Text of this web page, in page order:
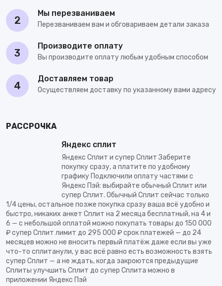
2
Мы перезваниваем
Перезваниваем вам и обговариваем детали заказа
3
Производите оплату
Вы производите оплату любым удобным способом
4
Доставляем товар
Осуществляем доставку по указанному вами адресу
РАССРОЧКА
Яндекс сплит
Яндекс Сплит и супер Сплит Заберите
покупку сразу, а платите по удобному
графику Подключили оплату частями с
Яндекс Пэй: выбирайте обычный Сплит или
супер Сплит. Обычный Сплит сейчас только
1/4 цены, остальное позже покупка сразу ваша всё удобно и
быстро, никаких анкет Сплит на 2 месяца бесплатный, на 4 и
6 — с небольшой оплатой можно покупать товары до 150 000
₽ супер Сплит лимит до 295 000 ₽ срок платежей — до 24
месяцев можно не вносить первый платёж даже если вы уже
что-то сплитанули, у вас всё равно есть возможность взять
супер Сплит — а не ждать, когда закроются предыдущие
Сплиты улучшить Сплит до супер Сплита можно в
приложении Яндекс Пэй